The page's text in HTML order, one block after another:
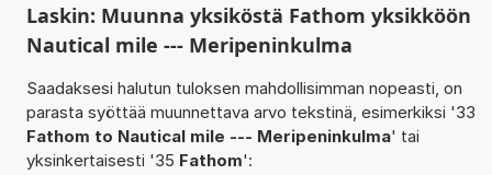
Laskin: Muunna yksiköstä Fathom yksikköön
Nautical mile --- Meripeninkulma
Saadaksesi halutun tuloksen mahdollisimman nopeasti, on
parasta syöttää muunnettava arvo tekstinä, esimerkiksi '33
Fathom to Nautical mile --- Meripeninkulma' tai
yksinkertaisesti '35 Fathom':